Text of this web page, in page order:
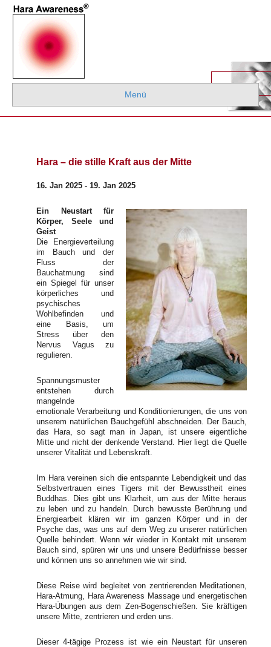
Menü
Hara – die stille Kraft aus der Mitte
16. Jan 2025 - 19. Jan 2025
Ein Neustart für
Körper, Seele und
Geist
Die Energieverteilung
im Bauch und der
Fluss der
Bauchatmung sind
ein Spiegel für unser
körperliches und
psychisches
Wohlbefinden und
eine Basis, um
Stress über den
Nervus Vagus zu
regulieren.
Spannungsmuster
entstehen durch
mangelnde
emotionale Verarbeitung und Konditionierungen, die uns von
unserem natürlichen Bauchgefühl abschneiden. Der Bauch,
das Hara, so sagt man in Japan, ist unsere eigentliche
Mitte und nicht der denkende Verstand. Hier liegt die Quelle
unserer Vitalität und Lebenskraft.
Im Hara vereinen sich die entspannte Lebendigkeit und das
Selbstvertrauen eines Tigers mit der Bewusstheit eines
Buddhas. Dies gibt uns Klarheit, um aus der Mitte heraus
zu leben und zu handeln. Durch bewusste Berührung und
Energiearbeit klären wir im ganzen Körper und in der
Psyche das, was uns auf dem Weg zu unserer natürlichen
Quelle behindert. Wenn wir wieder in Kontakt mit unserem
Bauch sind, spüren wir uns und unsere Bedürfnisse besser
und können uns so annehmen wie wir sind.
Diese Reise wird begleitet von zentrierenden Meditationen,
Hara-Atmung, Hara Awareness Massage und energetischen
Hara-Übungen aus dem Zen-Bogenschießen. Sie kräftigen
unsere Mitte, zentrieren und erden uns.
Dieser 4-tägige Prozess ist wie ein Neustart für unseren